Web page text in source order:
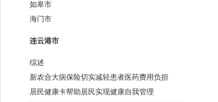
如皋市
海门市
连云港市
综述
新农合大病保险切实减轻患者医药费用负担
居民健康卡帮助居民实现健康自我管理